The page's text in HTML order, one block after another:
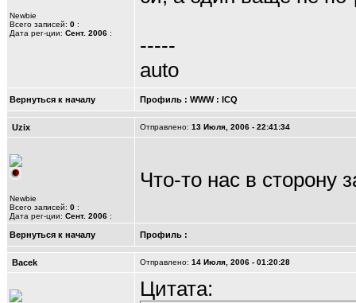
Newbie
Всего записей: 0 :
Дата рег-ции: Сент. 2006 :
-----
auto
Вернуться к началу Профиль : WWW: ICQ
Uzix Отправлено: 13 Июля, 2006 - 22:41:34
Newbie
Всего записей: 0 :
Дата рег-ции: Сент. 2006 :
Что-то нас в сторону
Вернуться к началу Профиль :
Bacek Отправлено: 14 Июля, 2006 - 01:20:28
Цитата: